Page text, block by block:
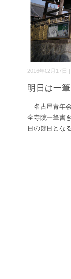
2016年02月17日 |
明日は一
名古屋青年
全寺院一筆書
目の節目とな